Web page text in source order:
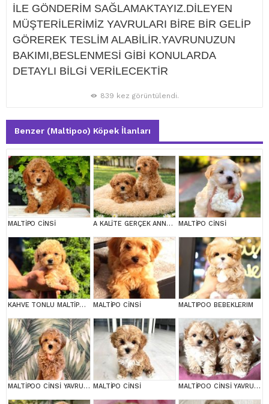
İLE GÖNDERİM SAĞLAMAKTAYIZ.DİLEYEN
MÜŞTERİLERİMİZ YAVRULARI BİRE BİR GELİP
GÖREREK TESLİM ALABİLİR.YAVRUNUZUN
BAKIMI,BESLENMESİ GİBİ KONULARDA
DETAYLI BİLGİ VERİLECEKTİR
839 kez görüntülendi.
Benzer (Maltipoo) Köpek İlanları
MALTİPO CİNSİ A KALİTE GERÇEK ANNE BABA MALTİPOO YAVRULAR MALTİPO CİNSİ
KAHVE TONLU MALTİPOO CİNSİ YAVRULAR MALTİPO CİNSİ MALTIPOO BEBEKLERIM
MALTİPOO CİNSİ YAVRULAR EV ÜRETİMİ MALTİPO CİNSİ MALTİPOO CİNSİ YAVRULAR EV ÜRETİMİ